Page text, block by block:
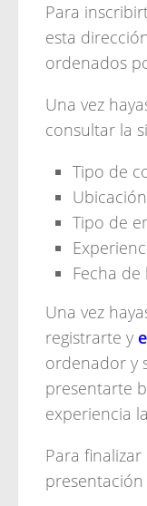
Para
esta
ordenados
Una vez
consultar la
Tipo de
Ubicación
Tipo de
Fecha
Una vez
registrarte y
ordenador y
presentarte
experiencia
Para